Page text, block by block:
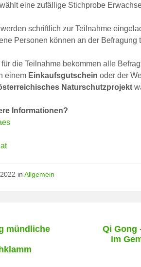
eine zufällige Stichprobe
schriftlich zur Teilnahme
Personen können an der Befragung
die Teilnahme bekommen alle
einem Einkaufsgutscheinoder der
Naturschutzprojekt
Informationen?
inAllgemein
mündliche
Qi Gong
im